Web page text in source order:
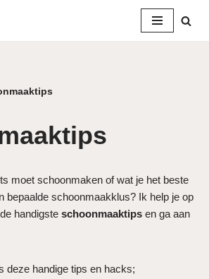
moet schoonmaken of wat je het beste
bepaalde schoonmaakklus? Ik help je op
handigste schoonmaaktips en ga aan
deze handige tips en hacks;